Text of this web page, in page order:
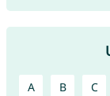
A B C